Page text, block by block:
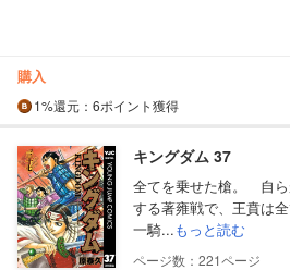
購入
1%還元 ：6ポイント獲得
キングダム 37
全てを乗せた槍。 自
する著雍戦で、王賁は
一騎...もっと読む
221